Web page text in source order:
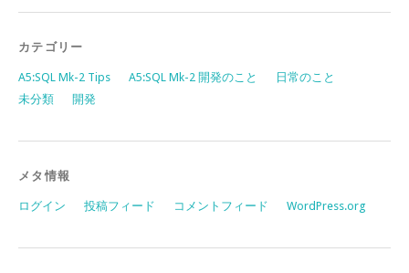
カテゴリー
A5:SQL Mk-2 Tips A5:SQL Mk-2 開発のこと
日常のこと
未分類
開発
メタ情報
ログイン 投稿フィード コメントフィード WordPress.org